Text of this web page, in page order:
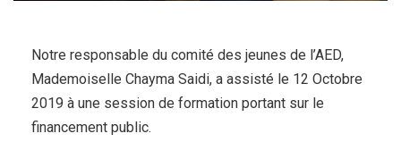
Notre responsable du comité des jeunes de l’AED,
Mademoiselle Chayma Saidi, a assisté le 12 Octobre
2019 à une session de formation portant sur le
financement public.